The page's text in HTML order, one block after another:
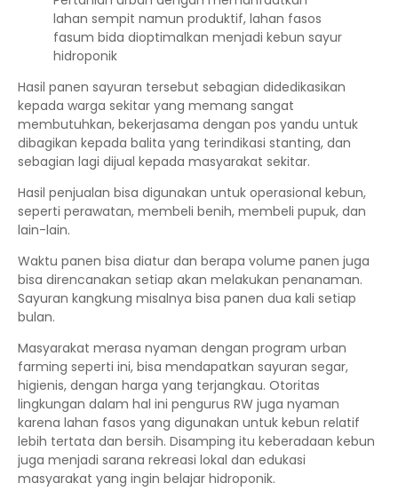
lahan sempit namun produktif, lahan fasos
fasum bida dioptimalkan menjadi kebun sayur
hidroponik
Hasil panen sayuran tersebut sebagian didedikasikan
kepada warga sekitar yang memang sangat
membutuhkan, bekerjasama dengan pos yandu untuk
dibagikan kepada balita yang terindikasi stanting, dan
sebagian lagi dijual kepada masyarakat sekitar.
Hasil penjualan bisa digunakan untuk operasional kebun,
seperti perawatan, membeli benih, membeli pupuk, dan
lain-lain.
Waktu panen bisa diatur dan berapa volume panen juga
bisa direncanakan setiap akan melakukan penanaman.
Sayuran kangkung misalnya bisa panen dua kali setiap
bulan.
Masyarakat merasa nyaman dengan program urban
farming seperti ini, bisa mendapatkan sayuran segar,
higienis, dengan harga yang terjangkau. Otoritas
lingkungan dalam hal ini pengurus RW juga nyaman
karena lahan fasos yang digunakan untuk kebun relatif
lebih tertata dan bersih. Disamping itu keberadaan kebun
juga menjadi sarana rekreasi lokal dan edukasi
masyarakat yang ingin belajar hidroponik.